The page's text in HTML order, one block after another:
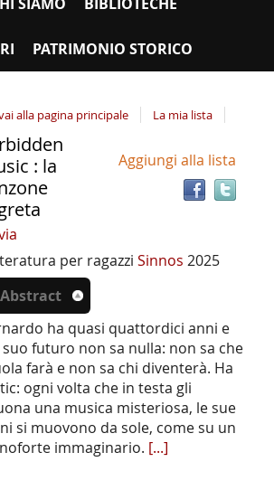
PATRIMONIO STORICO
alla pagina principale La mia lista
Aggiungi alla lista
: la
per ragazzi Sinnos 2025
Abstract
ha quasi quattordici anni e
suo futuro non sa nulla: non sa che
farà e non sa chi diventerà. Ha
ogni volta che in testa gli
una musica misteriosa, le sue
si muovono da sole, come su un
immaginario. [...]